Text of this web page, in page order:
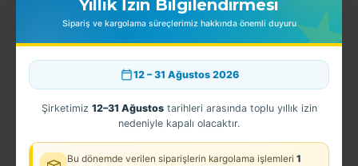
Yıllık İzin Bilgilendirmesi
Sipariş ve kargolama süreçlerimiz hakkında önemli duyuru
12 – 31 Ağustos 2026
Şirketimiz 12–31 Ağustostarihleri arasında toplu yıllık izin
nedeniyle kapalı olacaktır.
Bu dönemde verilen siparişlerin kargolama işlemleri 1